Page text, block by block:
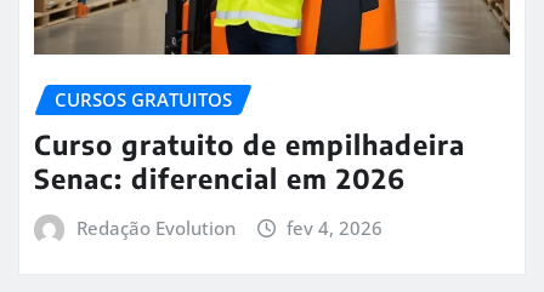
CURSOS GRATUITOS
Curso gratuito de empilhadeira
Senac: diferencial em 2026
Redação Evolution fev 4, 2026